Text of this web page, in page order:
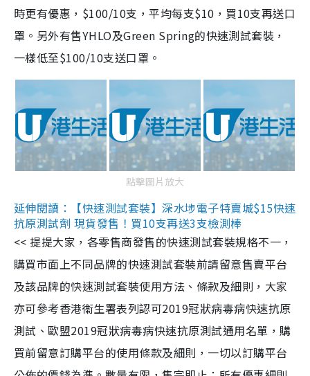
時更有優惠，$100/10支，平均每支$10，買10支再送口
罩。另外有售YHLO及Green Spring的快速測試套裝，
一樣低至$100/10支送口罩。
點擊圖片放大
延伸閱讀：【快速測試套裝】深水埗電子特賣城$15快速
抗原測試劑 現貨發售！買10支再送3支檢測棒
<< 提提大家，各零售商發售的快速測試套裝規格不一，
購買市面上不同品牌的快速測試套裝前請留意售賣平台
及該品牌的快速測試套裝使用方法、條款及細則，大家
亦可參考香港衞生署表列認可2019冠狀病毒病快速抗原
測試、歐盟2019冠狀病毒病快速抗原測試通用名單，購
買前留意訂購平台的使用條款及細則，一切以訂購平台